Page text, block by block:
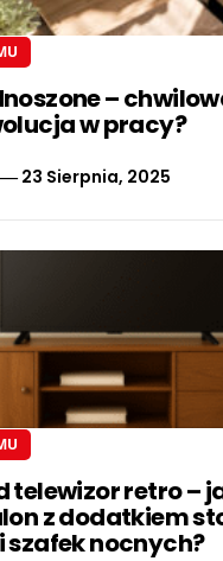
–
w pracy?
23 Sierpnia, 2025
telewizor retro –
z dodatkiem
szafek nocnych?